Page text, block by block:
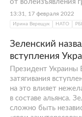
от волеизъявления
13:31, 17 февраля 2022
Ирина Верещук НАТО
Зеленский
вступления
Президент
затягивания
на это влияет
в составе альянса.
сложно быть